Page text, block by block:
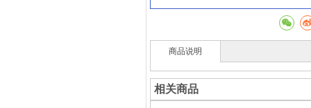
商品说明
相关商品